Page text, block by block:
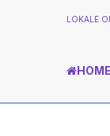
LOKALE
HOME